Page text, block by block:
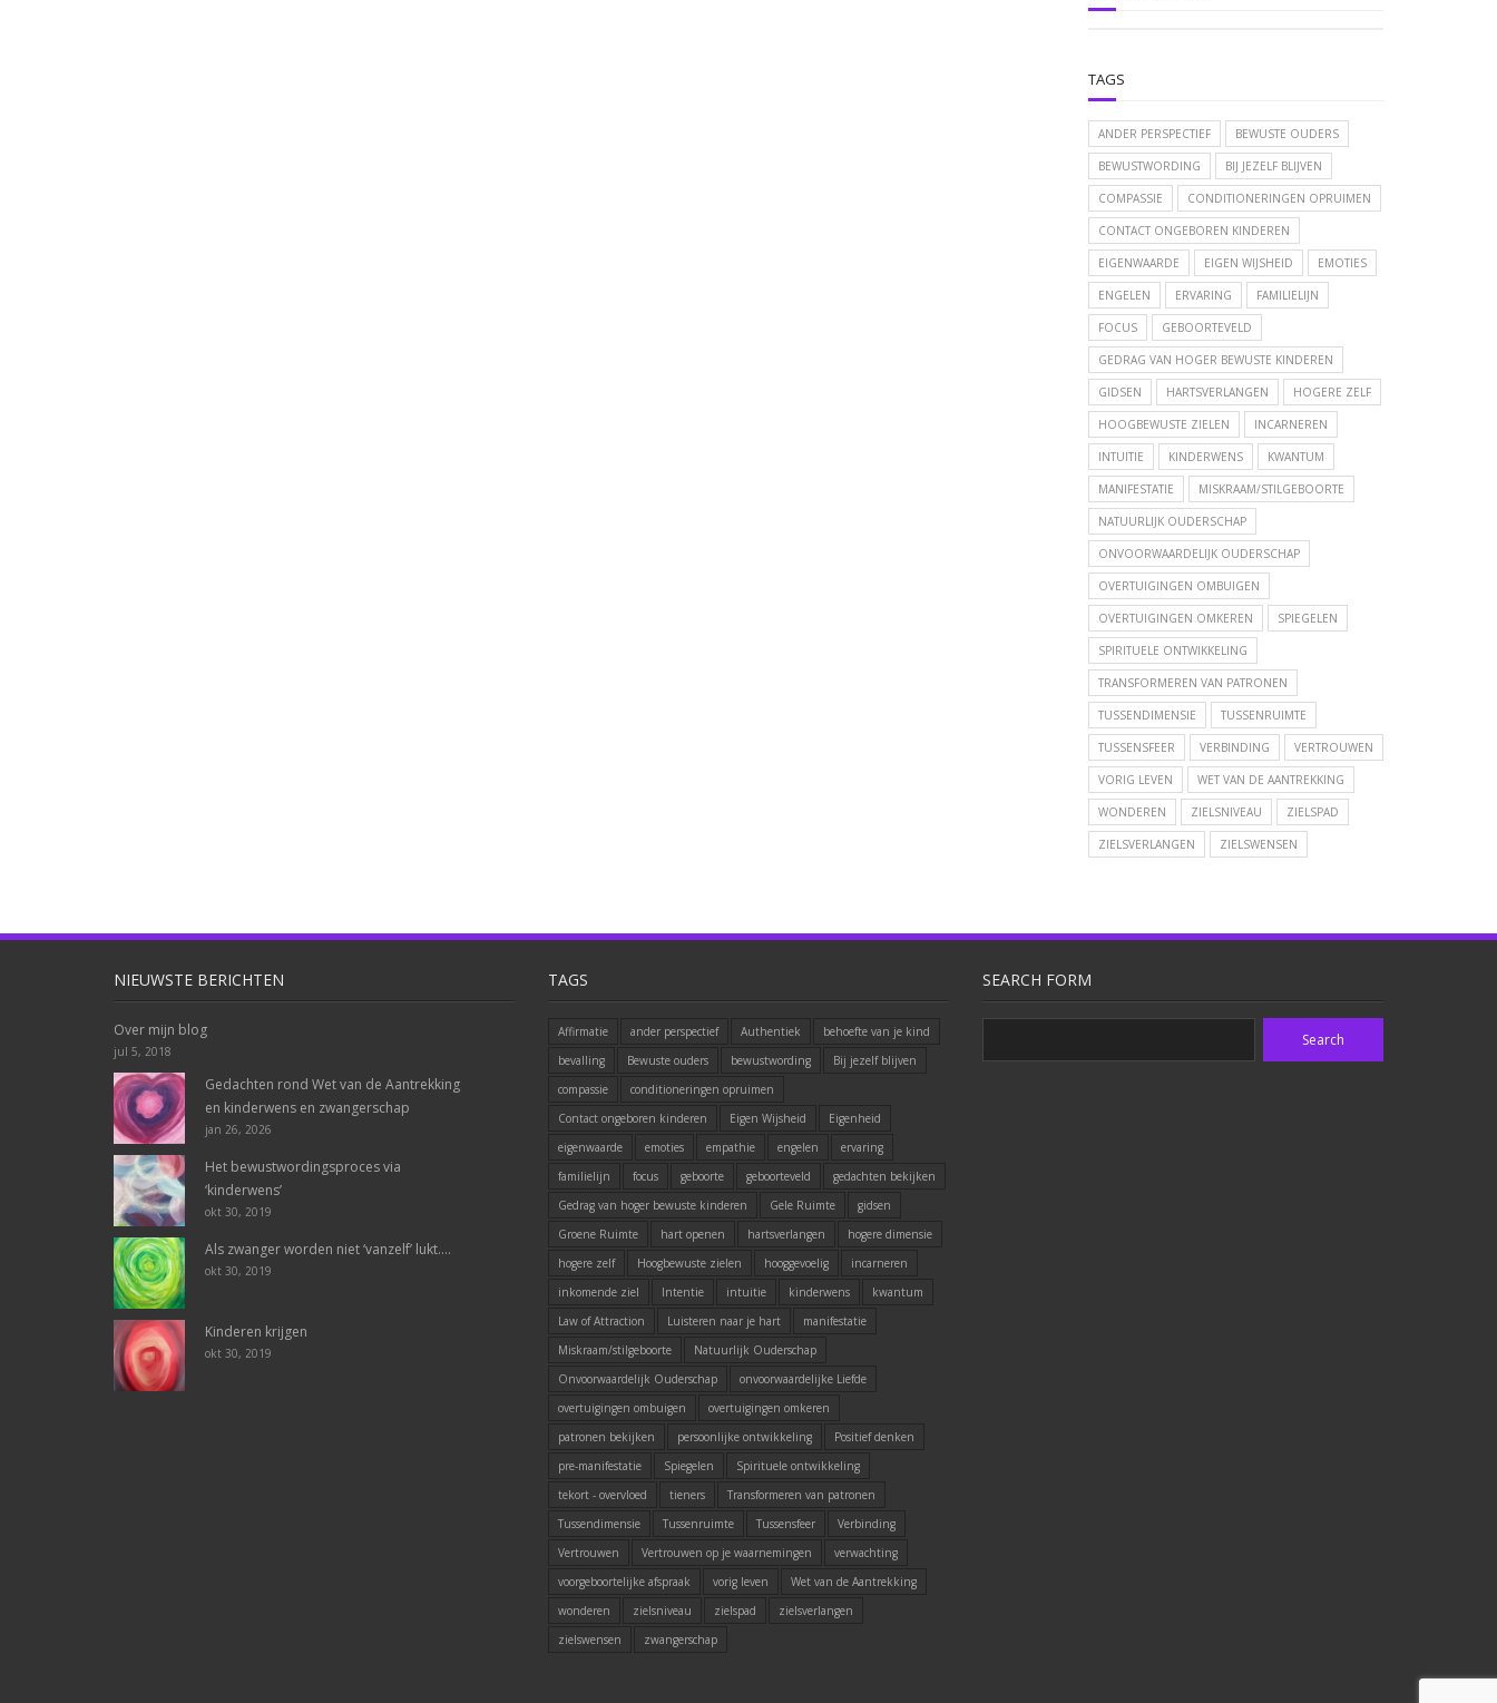
TAGS
ANDER PERSPECTIEF BEWUSTE OUDERS
BEWUSTWORDING BIJ JEZELF BLIJVEN
COMPASSIE CONDITIONERINGEN OPRUIMEN
CONTACT ONGEBOREN KINDEREN
EIGENWAARDE EIGEN WIJSHEID EMOTIES
ENGELEN ERVARING FAMILIELIJN
FOCUS GEBOORTEVELD
GEDRAG VAN HOGER BEWUSTE KINDEREN
GIDSEN HARTSVERLANGEN HOGERE ZELF
HOOGBEWUSTE ZIELEN INCARNEREN
INTUITIE KINDERWENS KWANTUM
MANIFESTATIE MISKRAAM/STILGEBOORTE
NATUURLIJK OUDERSCHAP
ONVOORWAARDELIJK OUDERSCHAP
OVERTUIGINGEN OMBUIGEN
OVERTUIGINGEN OMKEREN SPIEGELEN
SPIRITUELE ONTWIKKELING
TRANSFORMEREN VAN PATRONEN
TUSSENDIMENSIE TUSSENRUIMTE
TUSSENSFEER VERBINDING VERTROUWEN
VORIG LEVEN WET VAN DE AANTREKKING
WONDEREN ZIELSNIVEAU ZIELSPAD
ZIELSVERLANGEN ZIELSWENSEN
NIEUWSTE BERICHTEN
Over mijn blog
jul 5, 2018
Gedachten rond Wet van de Aantrekking
en kinderwens en zwangerschap
jan 26, 2026
Het bewustwordingsproces via
‘kinderwens’
okt 30, 2019
Als zwanger worden niet ‘vanzelf’ lukt….
okt 30, 2019
Kinderen krijgen
okt 30, 2019
TAGS
Affirmatie ander perspectief Authentiek
behoefte van je kind
bevalling
Bewuste ouders bewustwording
Bij jezelf blijven
compassie
conditioneringen opruimen
Contact ongeboren kinderen
Eigen Wijsheid
Eigenheid
eigenwaarde
emoties empathie engelen
ervaring
familielijn
focus geboorte geboorteveld
gedachten bekijken
Gedrag van hoger bewuste kinderen
Gele Ruimte
gidsen
Groene Ruimte
hart openen hartsverlangen
hogere dimensie
hogere zelf
Hoogbewuste zielen hooggevoelig
incarneren
inkomende ziel
Intentie intuitie kinderwens
kwantum
Law of Attraction
Luisteren naar je hart
manifestatie
Miskraam/stilgeboorte
Natuurlijk Ouderschap
Onvoorwaardelijk Ouderschap
onvoorwaardelijke Liefde
overtuigingen ombuigen
overtuigingen omkeren
patronen bekijken
persoonlijke ontwikkeling
Positief denken
pre-manifestatie
Spiegelen
Spirituele ontwikkeling
tekort - overvloed
tieners
Transformeren van patronen
Tussendimensie
Tussenruimte Tussensfeer
Verbinding
Vertrouwen
Vertrouwen op je waarnemingen
verwachting
voorgeboortelijke afspraak
vorig leven
Wet van de Aantrekking
wonderen
zielsniveau zielspad
zielsverlangen
zielswensen
zwangerschap
SEARCH FORM